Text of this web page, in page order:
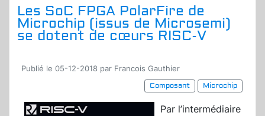
Les SoC FPGA PolarFire de
Microchip (issus de Microsemi)
se dotent de cœurs RISC-V
Publié le 05-12-2018 par Francois Gauthier
Composant
Microchip
Par l’intermédiaire